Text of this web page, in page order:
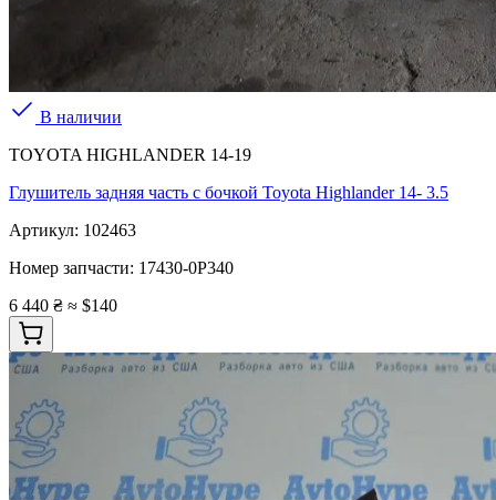
В наличии
TOYOTA HIGHLANDER 14-19
Глушитель задняя часть с бочкой Toyota Highlander 14- 3.5
Артикул: 102463
Номер запчасти: 17430-0P340
6 440 ₴ ≈ $140